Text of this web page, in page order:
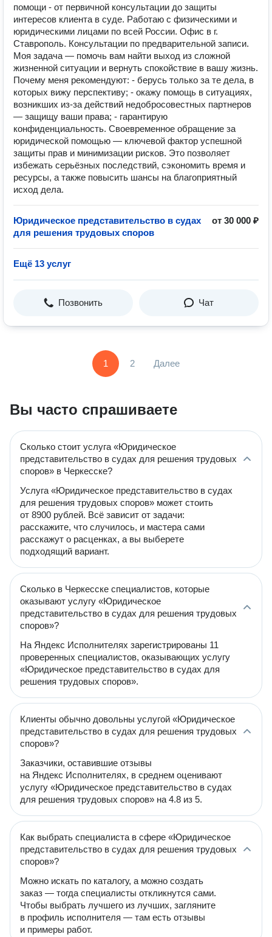
помощи - от первичной консультации до защиты
интересов клиента в суде. Работаю с физическими и
юридическими лицами по всей России. Офис в г.
Ставрополь. Консультации по предварительной записи.
Моя задача — помочь вам найти выход из сложной
жизненной ситуации и вернуть спокойствие в вашу жизнь.
Почему меня рекомендуют: - берусь только за те дела, в
которых вижу перспективу; - окажу помощь в ситуациях,
возникших из-за действий недобросовестных партнеров
— защищу ваши права; - гарантирую
конфиденциальность. Своевременное обращение за
юридической помощью — ключевой фактор успешной
защиты прав и минимизации рисков. Это позволяет
избежать серьёзных последствий, сэкономить время и
ресурсы, а также повысить шансы на благоприятный
исход дела.
Юридическое представительство в судах
для решения трудовых споров
от 30 000 ₽
Ещё 13 услуг
Позвонить Чат
1 2 Далее
Вы часто спрашиваете
Сколько стоит услуга «Юридическое
представительство в судах для решения трудовых
споров» в Черкесске?
Услуга «Юридическое представительство в судах
для решения трудовых споров» может стоить
от 8900 рублей. Всё зависит от задачи:
расскажите, что случилось, и мастера сами
расскажут о расценках, а вы выберете
подходящий вариант.
Сколько в Черкесске специалистов, которые
оказывают услугу «Юридическое
представительство в судах для решения трудовых
споров»?
На Яндекс Исполнителях зарегистрированы 11
проверенных специалистов, оказывающих услугу
«Юридическое представительство в судах для
решения трудовых споров».
Клиенты обычно довольны услугой «Юридическое
представительство в судах для решения трудовых
споров»?
Заказчики, оставившие отзывы
на Яндекс Исполнителях, в среднем оценивают
услугу «Юридическое представительство в судах
для решения трудовых споров» на 4.8 из 5.
Как выбрать специалиста в сфере «Юридическое
представительство в судах для решения трудовых
споров»?
Можно искать по каталогу, а можно создать
заказ — тогда специалисты откликнутся сами.
Чтобы выбрать лучшего из лучших, загляните
в профиль исполнителя — там есть отзывы
и примеры работ.